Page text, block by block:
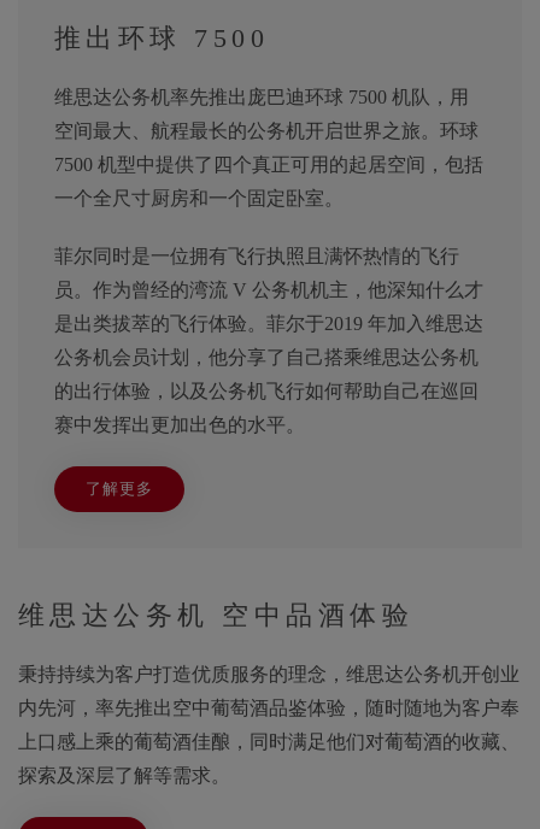
推出环球 7500
维思达公务机率先推出庞巴迪环球 7500 机队，用
空间最大、航程最长的公务机开启世界之旅。环球
7500 机型中提供了四个真正可用的起居空间，包括
一个全尺寸厨房和一个固定卧室。
菲尔同时是一位拥有飞行执照且满怀热情的飞行
员。作为曾经的湾流 V 公务机机主，他深知什么才
是出类拔萃的飞行体验。菲尔于2019 年加入维思达
公务机会员计划，他分享了自己搭乘维思达公务机
的出行体验，以及公务机飞行如何帮助自己在巡回
赛中发挥出更加出色的水平。
了解更多
维思达公务机 空中品酒体验
秉持持续为客户打造优质服务的理念，维思达公务机开创业
内先河，率先推出空中葡萄酒品鉴体验，随时随地为客户奉
上口感上乘的葡萄酒佳酿，同时满足他们对葡萄酒的收藏、
探索及深层了解等需求。